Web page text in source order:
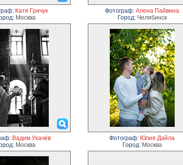
Катя Гричук
Москва
Фотограф: Алена Пайвина
Город: Челябинск
Вадим Ухачёв
Москва
Фотограф: Юлия Дайла
Город: Москва